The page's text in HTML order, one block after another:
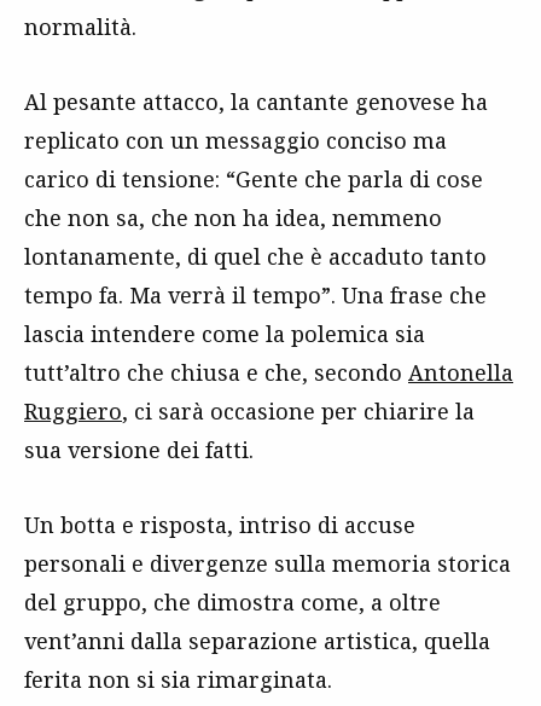
normalità.
Al pesante attacco, la cantante genovese ha
replicato con un messaggio conciso ma
carico di tensione: “Gente che parla di cose
che non sa, che non ha idea, nemmeno
lontanamente, di quel che è accaduto tanto
tempo fa. Ma verrà il tempo”. Una frase che
lascia intendere come la polemica sia
tutt’altro che chiusa e che, secondo Antonella
Ruggiero, ci sarà occasione per chiarire la
sua versione dei fatti.
Un botta e risposta, intriso di accuse
personali e divergenze sulla memoria storica
del gruppo, che dimostra come, a oltre
vent’anni dalla separazione artistica, quella
ferita non si sia rimarginata.